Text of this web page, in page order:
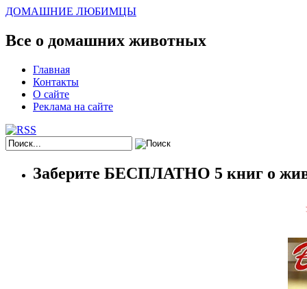
ДОМАШНИЕ ЛЮБИМЦЫ
Все о домашних животных
Главная
Контакты
О сайте
Реклама на сайте
Заберите БЕСПЛАТНО 5 книг о